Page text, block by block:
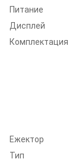
Питание
Дисплей
Комплектация
Ежектор
Тип